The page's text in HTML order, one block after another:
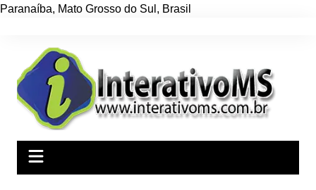
Paranaíba, Mato Grosso do Sul , Brasil
conteúdo